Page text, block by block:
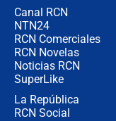
Canal RCN
NTN24
RCN Comerciales
RCN Novelas
Noticias RCN
SuperLike
La República
RCN Social